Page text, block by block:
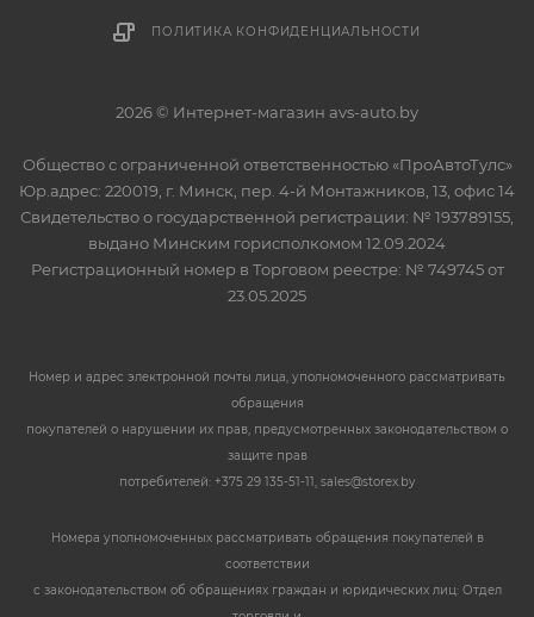
ПОЛИТИКА КОНФИДЕНЦИАЛЬНОСТИ
2026 © Интернет-магазин avs-auto.by
Общество с ограниченной ответственностью «ПроАвтоТулс»
Юр.адрес: 220019, г. Минск, пер. 4-й Монтажников, 13, офис 14
Свидетельство о государственной регистрации: № 193789155,
выдано Минским горисполкомом 12.09.2024
Регистрационный номер в Торговом реестре: № 749745 от
23.05.2025
Номер и адрес электронной почты лица, уполномоченного рассматривать
обращения
покупателей о нарушении их прав, предусмотренных законодательством о
защите прав
потребителей: +375 29 135-51-11, sales@storex.by
Номера уполномоченных рассматривать обращения покупателей в
соответствии
с законодательством об обращениях граждан и юридических лиц: Отдел